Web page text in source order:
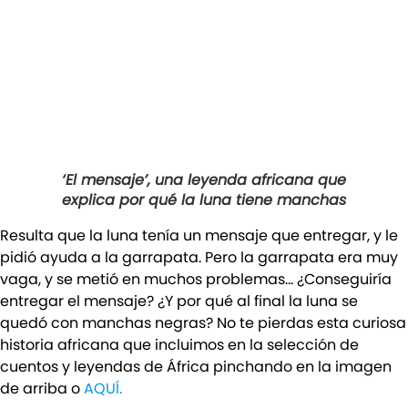
‘El mensaje’, una leyenda africana que
explica por qué la luna tiene manchas
Resulta que la luna tenía un mensaje que entregar, y le
pidió ayuda a la garrapata. Pero la garrapata era muy
vaga, y se metió en muchos problemas… ¿Conseguiría
entregar el mensaje? ¿Y por qué al final la luna se
quedó con manchas negras? No te pierdas esta curiosa
historia africana que incluimos en la selección de
cuentos y leyendas de África pinchando en la imagen
de arriba oAQUÍ.